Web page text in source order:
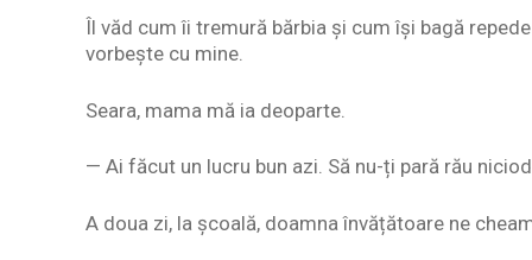
Îl văd cum îi tremură bărbia și cum își bagă
vorbește cu mine.
Seara, mama mă ia deoparte.
— Ai făcut un lucru bun azi. Să nu-ți pară rău
A doua zi, la școală, doamna învățătoare ne